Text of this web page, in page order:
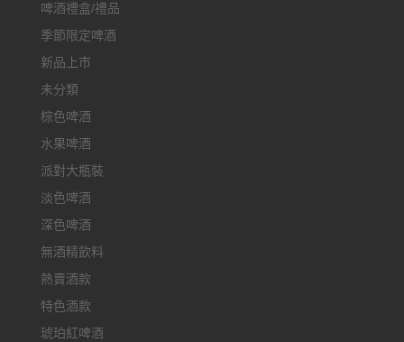
啤酒禮盒/禮品
季節限定啤酒
新品上市
未分類
棕色啤酒
水果啤酒
派對大瓶裝
淡色啤酒
深色啤酒
無酒精飲料
熱賣酒款
特色酒款
琥珀紅啤酒